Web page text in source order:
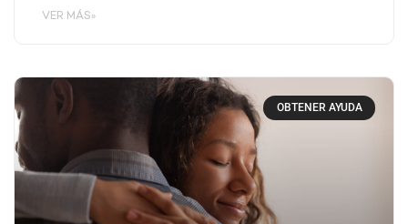
VER MÁS»
OBTENER AYUDA